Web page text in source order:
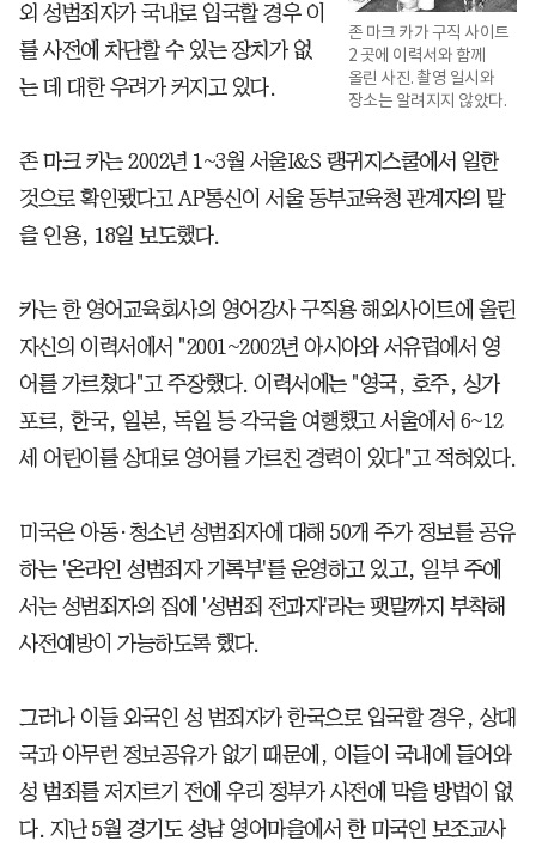
존 마크 카가 구직 사이트
2 곳에 이력서와 함께
올린 사진. 촬영 일시와
장소는 알려지지 않았다.
외 성범죄자가 국내로 입국할 경우 이
를 사전에 차단할 수 있는 장치가 없
는 데 대한 우려가 커지고 있다.
존 마크 카는 2002년 1~3월 서울I&S 랭귀지스쿨에서 일한
것으로 확인됐다고 AP통신이 서울 동부교육청 관계자의 말
을 인용, 18일 보도했다.
카는 한 영어교육회사의 영어강사 구직용 해외사이트에 올린
자신의 이력서에서 "2001~2002년 아시아와 서유럽에서 영
어를 가르쳤다"고 주장했다. 이력서에는 "영국, 호주, 싱가
포르, 한국, 일본, 독일 등 각국을 여행했고 서울에서 6~12
세 어린이를 상대로 영어를 가르친 경력이 있다"고 적혀있다.
미국은 아동·청소년 성범죄자에 대해 50개 주가 정보를 공유
하는 '온라인 성범죄자 기록부'를 운영하고 있고, 일부 주에
서는 성범죄자의 집에 '성범죄 전과자'라는 팻말까지 부착해
사전예방이 가능하도록 했다.
그러나 이들 외국인 성 범죄자가 한국으로 입국할 경우, 상대
국과 아무런 정보공유가 없기 때문에, 이들이 국내에 들어와
성 범죄를 저지르기 전에 우리 정부가 사전에 막을 방법이 없
다. 지난 5월 경기도 성남 영어마을에서 한 미국인 보조교사